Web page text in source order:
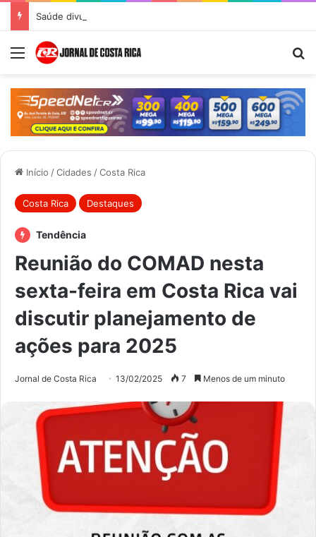
Menu
Início /Cidades /Costa Rica
Costa Rica Destaques
Tendência
Reunião do COMAD nesta
sexta-feira em Costa Rica vai
discutir planejamento de
ações para 2025
Jornal de Costa Rica 13/02/2025 7 Menos de um minuto